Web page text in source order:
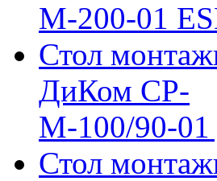
М-200-01
Стол
ДиКом СР-
М-100/90-
Стол